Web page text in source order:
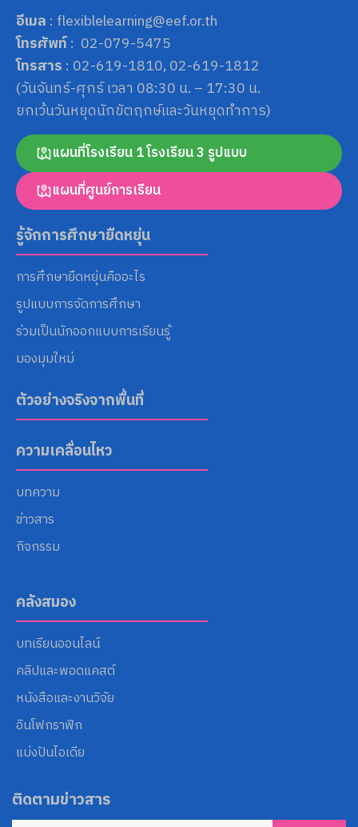
อีเมล : flexiblelearning@eef.or.th
โทรศัพท์: 02-079-5475
โทรสาร : 02-619-1810, 02-619-1812
(วันจันทร์-ศุกร์ เวลา 08:30 น. – 17:30 น.
ยกเว้นวันหยุดนักขัตฤกษ์และวันหยุดทำการ)
แผนที่โรงเรียน 1 โรงเรียน 3 รูปแบบ
แผนที่ศูนย์การเรียน
รู้จักการศึกษายืดหยุ่น
การศึกษายืดหยุ่นคืออะไร
รูปแบบการจัดการศึกษา
ร่วมเป็นนักออกแบบการเรียนรู้
มองมุมใหม่
ตัวอย่างจริงจากพื้นที่
ความเคลื่อนไหว
บทความ
ข่าวสาร
กิจกรรม
คลังสมอง
บทเรียนออนไลน์
คลิปและพอดแคสต์
หนังสือและงานวิจัย
อินโฟกราฟิก
แบ่งปันไอเดีย
ติดตามข่าวสาร